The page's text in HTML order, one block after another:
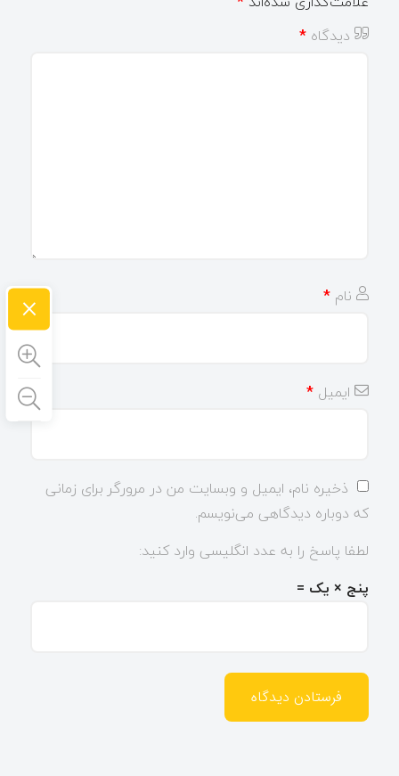
دیدگاه *
نام *
ایمیل *
ذخیره نام، ایمیل و وبسایت من در مرورگر برای زمانی
که دوباره دیدگاهی می‌نویسم.
لطفا پاسخ را به عدد انگلیسی وارد کنید:
پنج × یک =
×